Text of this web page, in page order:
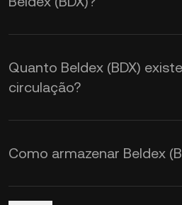
taxas de câmbio de
tempo real.
Quanto Beldex (BDX)
circulação?
Como armazenar Beldex